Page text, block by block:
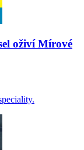
oživí Mírové